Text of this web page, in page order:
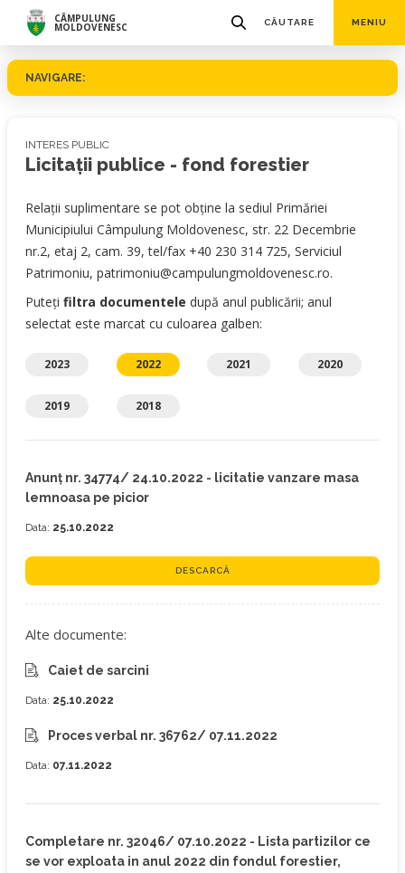
CÂMPULUNG
MOLDOVENESC CĂUTARE MENIU
NAVIGARE:
INTERES PUBLIC
Licitații publice - fond forestier
Relaţii suplimentare se pot obţine la sediul Primăriei
Municipiului Câmpulung Moldovenesc, str. 22 Decembrie
nr.2, etaj 2, cam. 39, tel/fax +40 230 314 725, Serviciul
Patrimoniu, patrimoniu@campulungmoldovenesc.ro.
Puteți filtra documentele după anul publicării; anul
selectat este marcat cu culoarea galben:
2023 2022 2021 2020
2019 2018
Anunț nr. 34774/ 24.10.2022 - licitatie vanzare masa
lemnoasa pe picior
Data: 25.10.2022
DESCARCĂ
Alte documente:
Caiet de sarcini
Data: 25.10.2022
Proces verbal nr. 36762/ 07.11.2022
Data: 07.11.2022
Completare nr. 32046/ 07.10.2022 - Lista partizilor ce
se vor exploata in anul 2022 din fondul forestier,